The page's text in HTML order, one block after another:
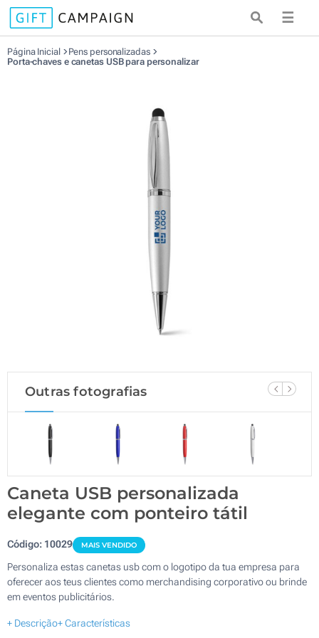
☰
Página Inicial
Pens personalizadas
Porta-chaves e canetas USB para personalizar
Outras fotografias
Caneta USB personalizada
elegante com ponteiro tátil
Código: 10029 MAIS VENDIDO
Personaliza estas canetas usb com o logotipo da tua empresa para
oferecer aos teus clientes como merchandising corporativo ou brinde
em eventos publicitários.
+ Descrição+ Características